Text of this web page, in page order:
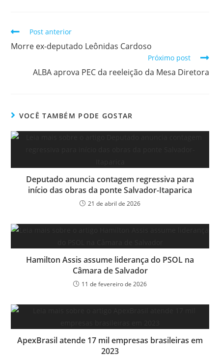
Post anterior
Morre ex-deputado Leônidas Cardoso
Próximo post
ALBA aprova PEC da reeleição da Mesa Diretora
VOCÊ TAMBÉM PODE GOSTAR
Deputado anuncia contagem regressiva para
início das obras da ponte Salvador-Itaparica
21 de abril de 2026
Hamilton Assis assume liderança do PSOL na
Câmara de Salvador
11 de fevereiro de 2026
ApexBrasil atende 17 mil empresas brasileiras em
2023